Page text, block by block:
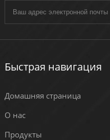
Быстрая навигация
Домашняя страница
О нас
Продукты